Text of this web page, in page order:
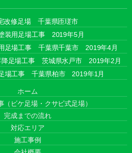
改修足場 千葉県匝瑳市
装用足場工事 2019年5月
足場工事 千葉県千葉市 2019年4月
降足場工事 茨城県水戸市 2019年2月
場工事 千葉県柏市 2019年1月
ホーム
（ビケ足場・クサビ式足場）
完成までの流れ
対応エリア
施工事例